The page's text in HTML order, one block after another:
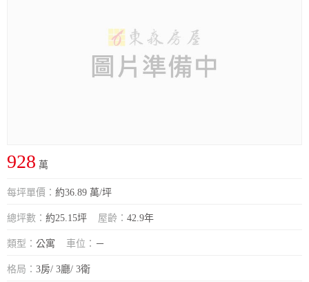
928 萬
每坪單價： 約36.89 萬/坪
總坪數： 約25.15坪 屋齡： 42.9年
類型： 公寓 車位： －
格局： 3房/ 3廳/ 3衛